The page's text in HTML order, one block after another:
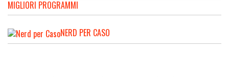
MIGLIORI PROGRAMMI
NERD PER CASO